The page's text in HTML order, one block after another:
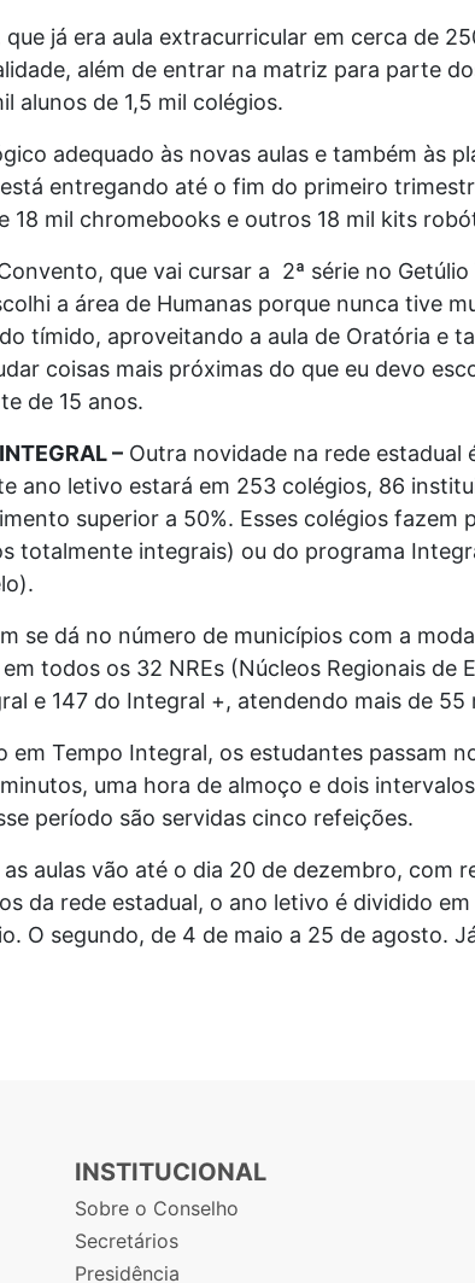
já era aula extracurricular em cerca de
além de entrar na matriz para parte
alunos de 1,5 mil colégios.
adequado às novas aulas e também às
está entregando até o fim do primeiro
18 mil chromebooks e outros 18 mil kits
que vai cursar a 2ª série no
a área de Humanas porque nunca tive
tímido, aproveitando a aula de Oratória e
coisas mais próximas do que eu devo
de 15 anos.
– Outra novidade na rede estadual
ano letivo estará em 253 colégios, 86
superior a 50%. Esses colégios fazem
totalmente integrais) ou do programa
se dá no número de municípios com a
todos os 32 NREs (Núcleos Regionais de
e 147 do Integral +, atendendo mais de 55
em Tempo Integral, os estudantes passam
uma hora de almoço e dois
período são servidas cinco refeições.
aulas vão até o dia 20 de dezembro, com
da rede estadual, o ano letivo é dividido
O segundo, de 4 de maio a 25 de agosto.
INSTITUCIONAL
Sobre o Conselho
Secretários
Presidência